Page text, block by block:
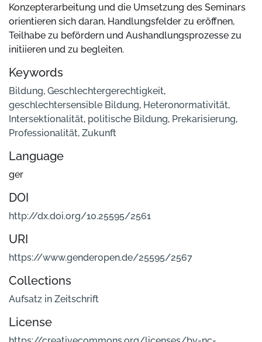
Konzepterarbeitung und die Umsetzung des Seminars
orientieren sich daran, Handlungsfelder zu eröffnen,
Teilhabe zu befördern und Aushandlungsprozesse zu
initiieren und zu begleiten.
Keywords
Bildung, Geschlechtergerechtigkeit,
geschlechtersensible Bildung, Heteronormativität,
Intersektionalität, politische Bildung, Prekarisierung,
Professionalität, Zukunft
Language
ger
DOI
http://dx.doi.org/10.25595/2561
URI
https://www.genderopen.de/25595/2567
Collections
Aufsatz in Zeitschrift
License